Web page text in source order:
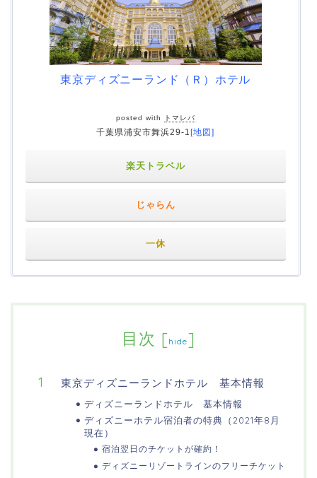
東京ディズニーランド（Ｒ）ホテル
posted with トマレバ
千葉県浦安市舞浜29-1 [地図]
楽天トラベル
じゃらん
一休
目次 [hide]
東京ディズニーランドホテル 基本情報
ディズニーランドホテル 基本情報
ディズニーホテル宿泊者の特典（2021年8月
現在）
宿泊翌日のチケットが確約！
ディズニーリゾートラインのフリーチケット